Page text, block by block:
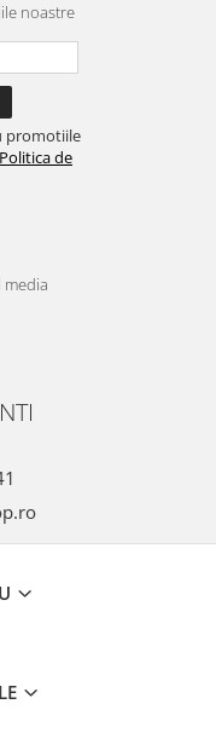
noastre
promotiile
Politica de
media